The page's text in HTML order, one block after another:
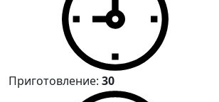
Приготовление: 30